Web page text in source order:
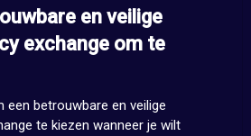
en veilige
exchange om te
een betrouwbare en veilige
te kiezen wanneer je wilt